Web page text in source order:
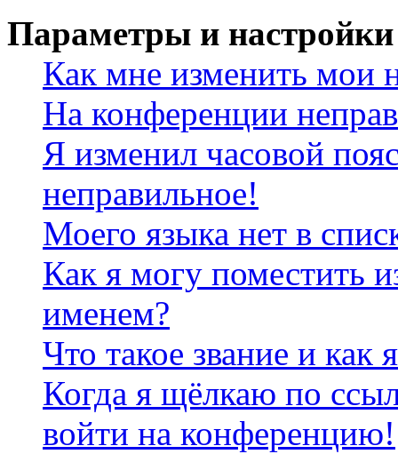
Параметры и настройки
Как мне изменить мои
На конференции
Я изменил часовой
неправильное!
Моего языка нет в
Как я могу поместить
именем?
Что такое звание и как
Когда я щёлкаю по
войти на конференцию!